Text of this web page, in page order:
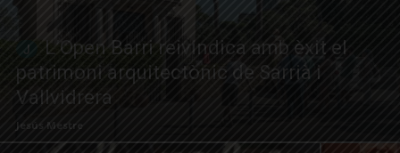
L’Open Barri reivindica amb èxit el
patrimoni arquitectònic de Sarrià i
Vallvidrera
Jesús Mestre